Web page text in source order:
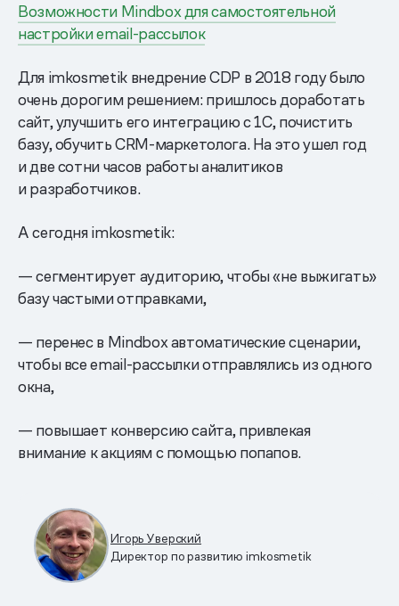
Возможности Mindbox для самостоятельной
настройки email-рассылок
Для imkosmetik внедрение CDP в 2018 году было
очень дорогим решением: пришлось доработать
сайт, улучшить его интеграцию с 1С, почистить
базу, обучить CRM-маркетолога. На это ушел год
и две сотни часов работы аналитиков
и разработчиков.
А сегодня imkosmetik:
— сегментирует аудиторию, чтобы «не выжигать»
базу частыми отправками,
— перенес в Mindbox автоматические сценарии,
чтобы все email-рассылки отправлялись из одного
окна,
— повышает конверсию сайта, привлекая
внимание к акциям с помощью попапов.
Игорь Уверский
Директор по развитию imkosmetik